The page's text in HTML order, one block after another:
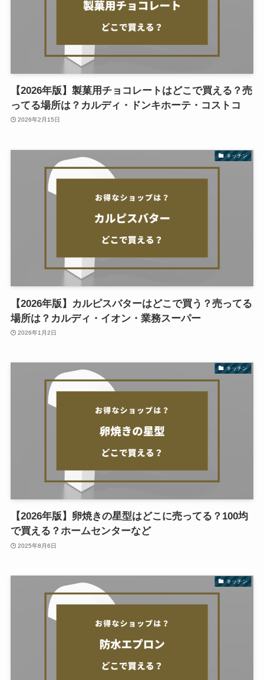
【2026年版】製菓用チョコレートはどこで買える？売
ってる場所は？カルディ・ドンキホーテ・コストコ
2026年2月15日
キッチン
【2026年版】カルピスバターはどこで買う？売ってる
場所は？カルディ・イオン・業務スーパー
2026年1月2日
キッチン
【2026年版】卵焼きの星型はどこに売ってる？100均
で買える？ホームセンターなど
2025年8月6日
キッチン